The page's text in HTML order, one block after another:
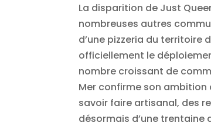
La disparition de Just
nombreuses autres
d’une pizzeria du territoire
officiellement le
nombre croissant de
Mer confirme son
savoir faire artisanal, des
désormais d’une